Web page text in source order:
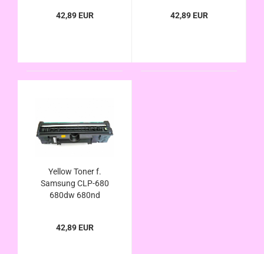
42,89 EUR
42,89 EUR
Yellow Toner f.
Samsung CLP-680
680dw 680nd
42,89 EUR